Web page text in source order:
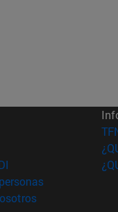
en nueva ventana)
en nueva ventana)
(abre en nueva
(abre en nueva
(abre en nueva